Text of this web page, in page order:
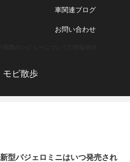
モビ散歩
車関連ブログ
お問い合わせ
新型パジェロミニはいつ発売され